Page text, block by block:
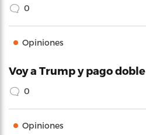
0
Opiniones
Voy a Trump y pago doble
0
Opiniones